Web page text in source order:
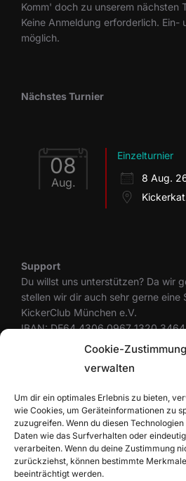
Cookie-Zustimmung
verwalten
Um dir ein optimales Erlebnis zu bieten,
wie Cookies, um Geräteinformationen zu
zuzugreifen. Wenn du diesen
Daten wie das Surfverhalten oder
verarbeiten. Wenn du deine Zustimmung
zurückziehst, können bestimmte
beeinträchtigt werden.
Komm' doch zu unserem nächsten
Keine Anmeldung erforderlich. Ein-
möglich.
Nächstes Turnier
08
Aug.
Einzelturnier
8 Aug.
Support
Du willst uns unterstützen? Da wir
stellen wir dir auch sehr gerne eine
KickerClub München e.V.
IBAN: DE64 4306 0967 1320
BIC: GENODEM1GLS
Rechtliches
Datenschutzerklärung
Cookie-Richtlinie (EU)
Haftungsausschluss
Impressum